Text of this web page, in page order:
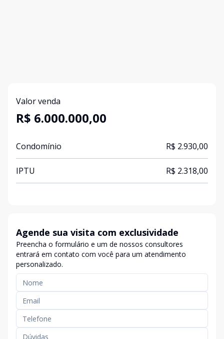
Valor venda
R$ 6.000.000,00
Condomínio R$ 2.930,00
IPTU R$ 2.318,00
Agende sua visita com exclusividade
Preencha o formulário e um de nossos consultores
entrará em contato com você para um atendimento
personalizado.